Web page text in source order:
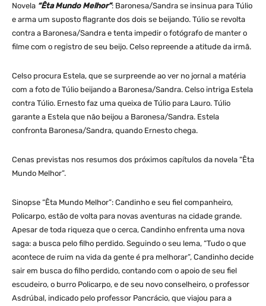
Novela “Êta Mundo Melhor”: Baronesa/Sandra se insinua para Túlio
e arma um suposto flagrante dos dois se beijando. Túlio se revolta
contra a Baronesa/Sandra e tenta impedir o fotógrafo de manter o
filme com o registro de seu beijo. Celso repreende a atitude da irmã.
Celso procura Estela, que se surpreende ao ver no jornal a matéria
com a foto de Túlio beijando a Baronesa/Sandra. Celso intriga Estela
contra Túlio. Ernesto faz uma queixa de Túlio para Lauro. Túlio
garante a Estela que não beijou a Baronesa/Sandra. Estela
confronta Baronesa/Sandra, quando Ernesto chega.
Cenas previstas nos resumos dos próximos capítulos da novela “Êta
Mundo Melhor”.
Sinopse “Êta Mundo Melhor”: Candinho e seu fiel companheiro,
Policarpo, estão de volta para novas aventuras na cidade grande.
Apesar de toda riqueza que o cerca, Candinho enfrenta uma nova
saga: a busca pelo filho perdido. Seguindo o seu lema, “Tudo o que
acontece de ruim na vida da gente é pra melhorar”, Candinho decide
sair em busca do filho perdido, contando com o apoio de seu fiel
escudeiro, o burro Policarpo, e de seu novo conselheiro, o professor
Asdrúbal, indicado pelo professor Pancrácio, que viajou para a